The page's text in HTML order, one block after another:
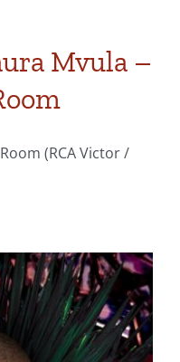
Mvula –
(RCA Victor /